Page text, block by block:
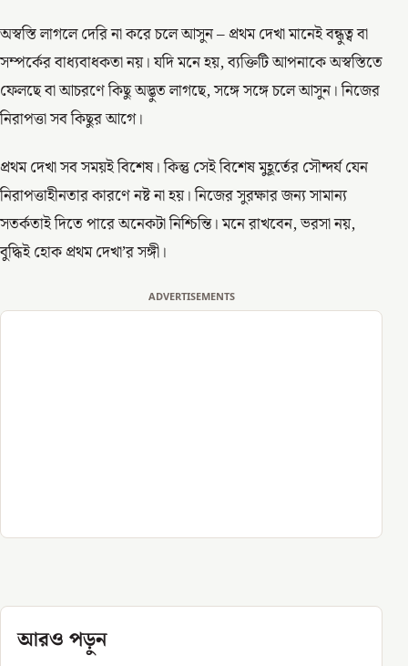
অস্বস্তি লাগলে দেরি না করে চলে আসুন – প্রথম দেখা মানেই বন্ধুত্ব বা
সম্পর্কের বাধ্যবাধকতা নয়। যদি মনে হয়, ব্যক্তিটি আপনাকে অস্বস্তিতে
ফেলছে বা আচরণে কিছু অদ্ভুত লাগছে, সঙ্গে সঙ্গে চলে আসুন। নিজের
নিরাপত্তা সব কিছুর আগে।
প্রথম দেখা সব সময়ই বিশেষ। কিন্তু সেই বিশেষ মুহূর্তের সৌন্দর্য যেন
নিরাপত্তাহীনতার কারণে নষ্ট না হয়। নিজের সুরক্ষার জন্য সামান্য
সতর্কতাই দিতে পারে অনেকটা নিশ্চিন্তি। মনে রাখবেন, ভরসা নয়,
বুদ্ধিই হোক প্রথম দেখা’র সঙ্গী।
ADVERTISEMENTS
আরও পড়ুন